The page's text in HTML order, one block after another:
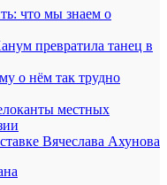
что мы знаем о
превратила танец в
о нём так трудно
местных
Вячеслава Ахунова